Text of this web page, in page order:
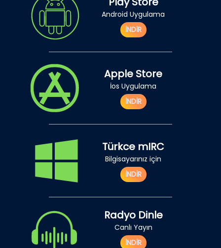
Android Uygulama
İNDİR
Apple Store
İos Uygulama
İNDİR
Türkce mIRC
Bilgisayarınız için
İNDİR
Radyo Dinle
Canlı Yayın
İNDİR